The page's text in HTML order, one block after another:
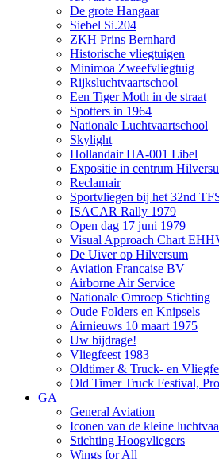
De grote Hangaar
Siebel Si.204
ZKH Prins Bernhard
Historische vliegtuigen
Minimoa Zweefvliegtuig
Rijksluchtvaartschool
Een Tiger Moth in de straat
Spotters in 1964
Nationale Luchtvaartschool
Skylight
Hollandair HA-001 Libel
Expositie in centrum
Reclamair
Sportvliegen bij het 32nd
ISACAR Rally 1979
Open dag 17 juni 1979
Visual Approach Chart
De Uiver op Hilversum
Aviation Francaise BV
Airborne Air Service
Nationale Omroep Stichting
Oude Folders en Knipsels
Airnieuws 10 maart 1975
Uw bijdrage!
Vliegfeest 1983
Oldtimer & Truck- en
Old Timer Truck Festival,
GA
General Aviation
Iconen van de kleine
Stichting Hoogvliegers
Wings for All